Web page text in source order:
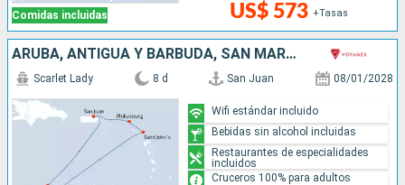
Comidas incluidas US$ 573 +Tasas
ARUBA, ANTIGUA Y BARBUDA, SAN MARTÍN, PUERTO RICO
Scarlet Lady 8 d San Juan 08/01/2028
Wifi estándar incluido
Bebidas sin alcohol incluidas
Restaurantes de especialidades
incluidos
Cruceros 100% para adultos